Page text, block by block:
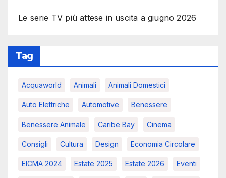
Le serie TV più attese in uscita a giugno 2026
Tag
Acquaworld Animali Animali Domestici
Auto Elettriche Automotive Benessere
Benessere Animale Caribe Bay Cinema
Consigli Cultura Design Economia Circolare
EICMA 2024 Estate 2025 Estate 2026 Eventi